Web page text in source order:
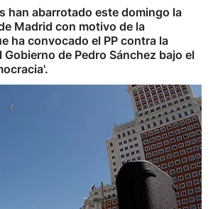
han abarrotado este domingo la
Madrid con motivo de la
ha convocado el PP contra la
de Pedro Sánchez bajo el